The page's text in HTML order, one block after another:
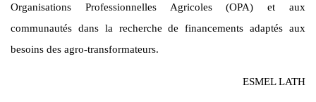
Organisations Professionnelles Agricoles (OPA) et aux
communautés dans la recherche de financements adaptés aux
besoins des agro-transformateurs.
ESMEL LATH